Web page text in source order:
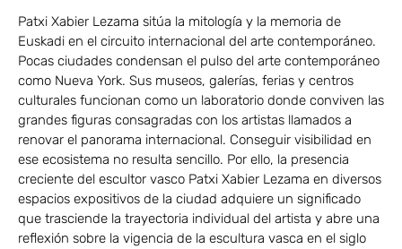
Patxi Xabier Lezama sitúa la mitología y la memoria de
Euskadi en el circuito internacional del arte contemporáneo.
Pocas ciudades condensan el pulso del arte contemporáneo
como Nueva York. Sus museos, galerías, ferias y centros
culturales funcionan como un laboratorio donde conviven las
grandes figuras consagradas con los artistas llamados a
renovar el panorama internacional. Conseguir visibilidad en
ese ecosistema no resulta sencillo. Por ello, la presencia
creciente del escultor vasco Patxi Xabier Lezama en diversos
espacios expositivos de la ciudad adquiere un significado
que trasciende la trayectoria individual del artista y abre una
reflexión sobre la vigencia de la escultura vasca en el siglo